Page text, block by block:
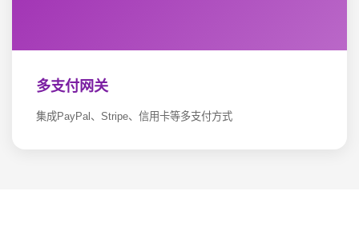
多支付网关
集成PayPal、Stripe、信用卡等多支付方式